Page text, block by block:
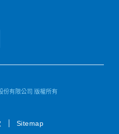
份有限公司 版權所有
Sitemap